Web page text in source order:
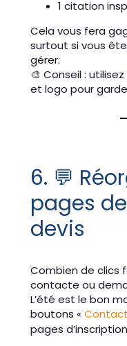
1 citation
Cela vous fera
surtout si vous
gérer.
🎨 Conseil :
et logo pour
6. 💬
pages
devis
Combien de clics
contacte ou
L’été est le bon
boutons «
pages